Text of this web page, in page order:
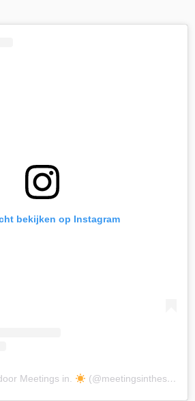
bekijken op Instagram
Meetings in. (@meetingsinthesunnl)